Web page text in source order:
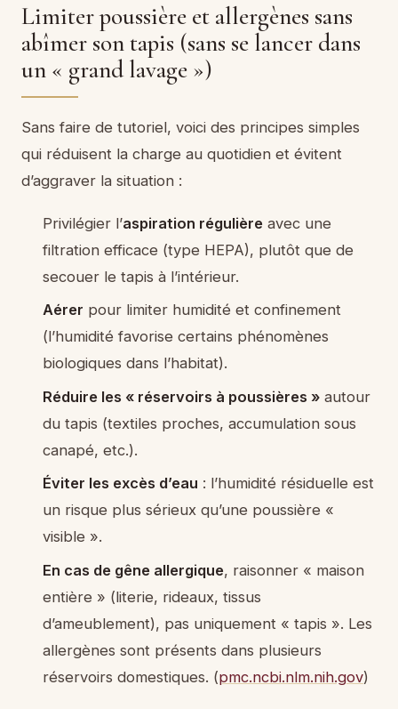
Limiter poussière et allergènes sans
abîmer son tapis (sans se lancer dans
un « grand lavage »)
Sans faire de tutoriel, voici des principes simples
qui réduisent la charge au quotidien et évitent
d’aggraver la situation :
Privilégier l’aspiration régulièreavec une
filtration efficace (type HEPA), plutôt que de
secouer le tapis à l’intérieur.
Aérer pour limiter humidité et confinement
(l’humidité favorise certains phénomènes
biologiques dans l’habitat).
Réduire les « réservoirs à poussières »autour
du tapis (textiles proches, accumulation sous
canapé, etc.).
Éviter les excès d’eau : l’humidité résiduelle est
un risque plus sérieux qu’une poussière «
visible ».
En cas de gêne allergique, raisonner « maison
entière » (literie, rideaux, tissus
d’ameublement), pas uniquement « tapis ». Les
allergènes sont présents dans plusieurs
réservoirs domestiques. (pmc.ncbi.nlm.nih.gov)